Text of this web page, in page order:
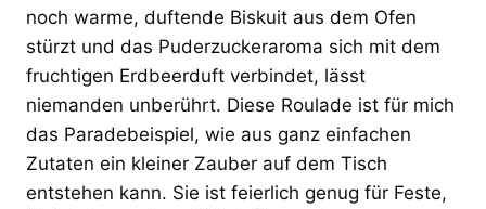
noch warme, duftende Biskuit aus dem Ofen
stürzt und das Puderzuckeraroma sich mit dem
fruchtigen Erdbeerduft verbindet, lässt
niemanden unberührt. Diese Roulade ist für mich
das Paradebeispiel, wie aus ganz einfachen
Zutaten ein kleiner Zauber auf dem Tisch
entstehen kann. Sie ist feierlich genug für Feste,